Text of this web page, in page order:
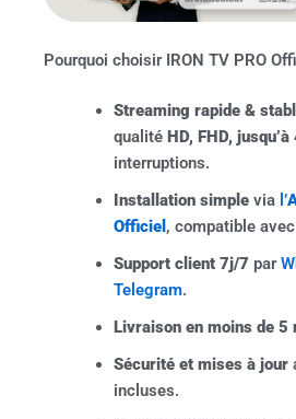
Pourquoi choisir IRON TV PRO
Streaming rapide &
qualité HD, FHD, jusqu’à
interruptions.
Installation simplevia l’
Officiel , compatible
Support client 7j/7 par
Telegram.
Livraison en moins de 5
Sécurité et mises à jour
incluses.